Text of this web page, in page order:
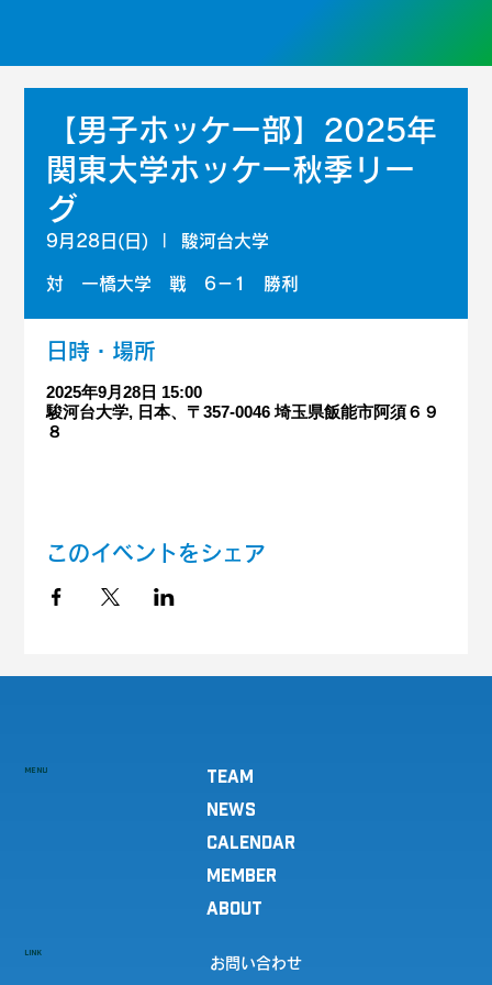
【男子ホッケー部】2025年
関東大学ホッケー秋季リー
グ
9月28日(日) 駿河台大学
対 一橋大学 戦 6－1 勝利
日時・場所
2025年9月28日 15:00
駿河台大学, 日本、〒357-0046 埼玉県飯能市阿須６９
８
このイベントをシェア
MENU
TEAM
NEWS
CALENDAR
MEMBER
ABOUT
LINK
お問い合わせ